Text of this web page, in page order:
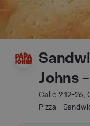
Johns
Calle 2 12-26,
Pizza -